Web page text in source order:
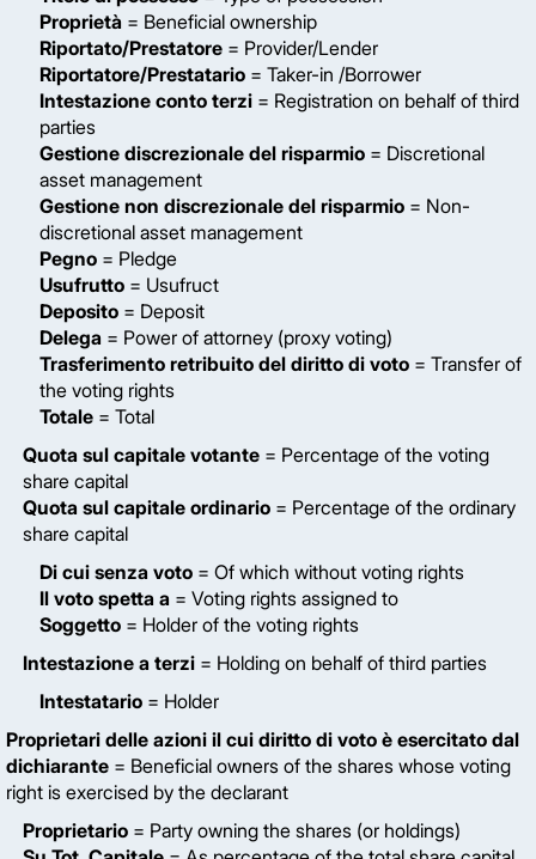
Proprietà = Beneficial ownership
Riportato/Prestatore = Provider/Lender
Riportatore/Prestatario = Taker-in /Borrower
Intestazione conto terzi = Registration on behalf of third
parties
Gestione discrezionale del risparmio = Discretional
asset management
Gestione non discrezionale del risparmio = Non-
discretional asset management
Pegno = Pledge
Usufrutto = Usufruct
Deposito = Deposit
Delega = Power of attorney (proxy voting)
Trasferimento retribuito del diritto di voto = Transfer of
the voting rights
Totale = Total
Quota sul capitale votante = Percentage of the voting
share capital
Quota sul capitale ordinario = Percentage of the ordinary
share capital
Di cui senza voto = Of which without voting rights
Il voto spetta a = Voting rights assigned to
Soggetto = Holder of the voting rights
Intestazione a terzi = Holding on behalf of third parties
Intestatario = Holder
Proprietari delle azioni il cui diritto di voto è esercitato dal
dichiarante = Beneficial owners of the shares whose voting
right is exercised by the declarant
Proprietario = Party owning the shares (or holdings)